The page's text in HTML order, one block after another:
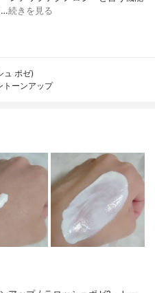
…続きを見る
ュ ポゼ)
トーンアップ